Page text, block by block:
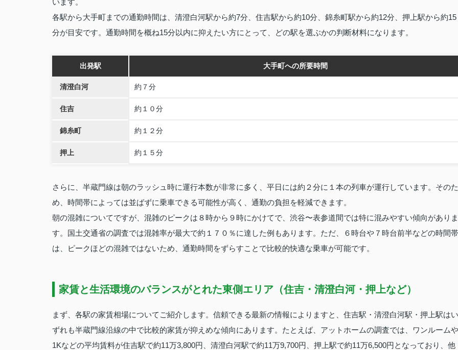
います。
各駅から大手町までの通勤時間は、清澄白河駅から約7分、住吉駅から約10分、錦糸町駅から約12分、押上駅から約15
分が目安です。通勤時間を概ね15分以内に抑えたい方にとって、どの駅を選ぶかの判断材料になります。
出発駅 大手町への所要時間
清澄白河 約７分
住吉 約１０分
錦糸町 約１２分
押上 約１５分
さらに、半蔵門線は朝のラッシュ時に運行本数が非常に多く、平日には約２分に１本の列車が運行しています。そのた
め、時間帯によっては並ばずに乗車できる可能性が高く、通勤の負担を軽減できます。
朝の混雑についてですが、混雑のピークは８時から９時にかけてで、渋谷〜表参道間では特に混みやすい傾向がありま
す。国土交通省の調査では混雑率が最大で約１７０％に達した例もあります。ただ、６時台や７時台前半などの時間帯
は、ピークほどの混雑ではないため、通勤時間をずらすことで比較的快適な乗車が可能です。
家賃と生活環境のバランスがとれた東側エリア（住吉・清澄白河・押上など）
まず、各駅の家賃相場についてご紹介します。信頼できる最新の情報によりますと、住吉駅・清澄白河駅・押上駅はい
ずれも半蔵門線沿線の中で比較的家賃が抑えめな傾向にあります。たとえば、アットホームの調査では、ワンルームや
1Kなどの平均賃料が住吉駅で約11万3,800円、清澄白河駅で約11万9,700円、押上駅で約11万6,500円となっており、他